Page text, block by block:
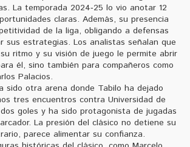
La temporada 2024‑25 lo vio anotar 12
claras. Además, su presencia
de la liga, obligando a defensas
sus estrategias. Los analistas señalan que
ritmo y su visión de juego le permite abrir
él, sino también para compañeros como
Palacios.
sido otra arena donde Tabilo ha dejado
tres encuentros contra Universidad de
goles y ha sido protagonista de jugadas
La presión del clásico no detiene su
parece alimentar su confianza.